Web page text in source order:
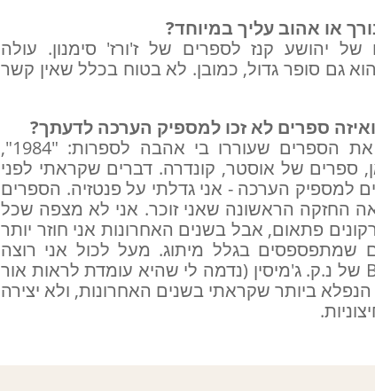
יהושע קנז לספרים של ז'ורז' סימנון. עולה
גם סופר גדול, כמובן. לא בטוח בכלל שאין קשר
כמו כולם, אני תמיד זוכר לטובה את הספרים שעוררו בי אהבה לספרות: "1984",
ספרים של אוסטר, קונדרה. דברים שקראתי לפני
למספיק הערכה - אני גדלתי על פנטזיה. הספרים
החזקה הראשונה שאני זוכר. אני לא מצפה שכל
פתאום, אבל בשנים האחרונות אני חוזר יותר
שמתפספסים בגלל מיתוג. מעל לכול אני רוצה
להמליץ על טרילוגיית Broken Earth של נ.ק. ג'מיסין (נדמה לי שהיא עומדת לראות אור
ביותר שקראתי בשנים האחרונות, ולא יצירה